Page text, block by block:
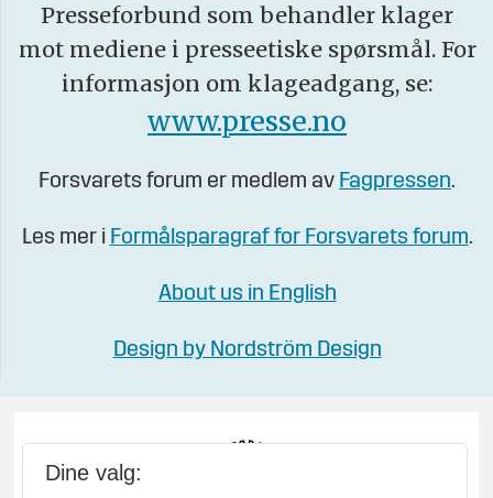
Presseforbund som behandler klager
mot mediene i presseetiske spørsmål. For
informasjon om klageadgang, se:
www.presse.no
Forsvarets forum er medlem av Fagpressen.
Les mer i Formålsparagraf for Forsvarets forum.
About us in English
Design by Nordström Design
Dine valg: